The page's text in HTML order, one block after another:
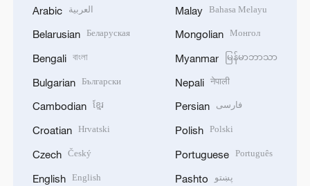
Arabic العربية
Belarusian Беларуская
Bengali বাংলা
Bulgarian Български
Cambodian ខ្មែរ
Croatian Hrvatski
Czech Český
English English
Malay Bahasa Melayu
Mongolian Монгол
Myanmar မြန်မာဘာသာ
Nepali नेपाली
Persian فارسی
Polish Polski
Portuguese Português
Pashto پښتو